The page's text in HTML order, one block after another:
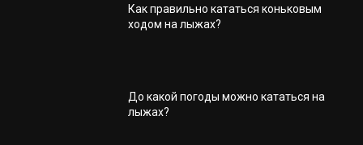
Как правильно кататься коньковым
ходом на лыжах?
До какой погоды можно кататься на
лыжах?